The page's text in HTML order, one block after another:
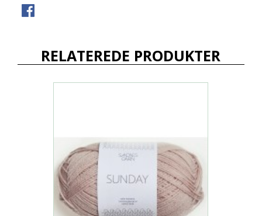
RELATEREDE PRODUKTER